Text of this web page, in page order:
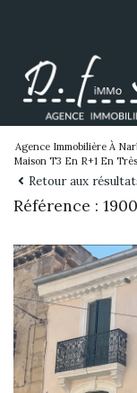
Agence Immobilière À
Maison T3 En R+1 En
Retour aux
Référence : 1900